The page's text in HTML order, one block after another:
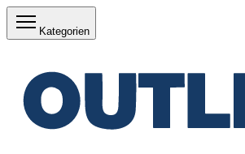
Kategorien